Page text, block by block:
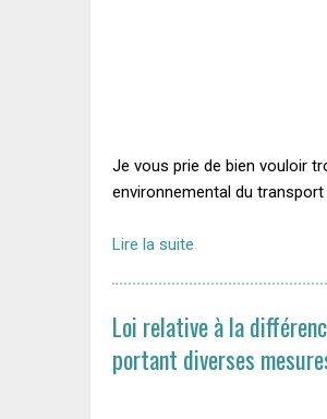
Je vous prie de bien vouloir
environnemental du
Lire la suite
Loi relative à la
portant diverses